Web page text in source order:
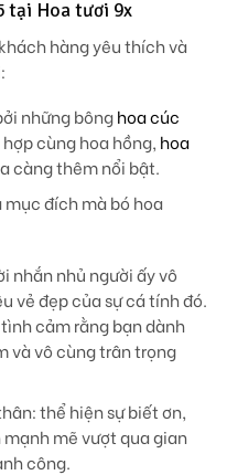
tại Hoa tươi 9x
hàng yêu thích và
những bônghoa cúc
cùng hoa hồng, hoa
càng thêm nổi bật.
đích mà bó hoa
nhắn nhủ người ấy vô
vẻ đẹp của sự cá tính đó.
cảm rằng bạn dành
và vô cùng trân trọng
thể hiện sự biết ơn,
mẽ vượt qua gian
công.